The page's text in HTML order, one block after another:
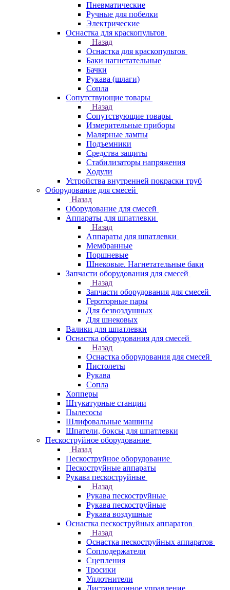
Пневматические
Ручные для побелки
Электрические
Оснастка для краскопультов
Назад
Оснастка для краскопультов
Баки нагнетательные
Бачки
Рукава (шлаги)
Сопла
Сопутствующие товары
Назад
Сопутствующие товары
Измерительные приборы
Малярные лампы
Подъемники
Средства защиты
Стабилизаторы напряжения
Ходули
Устройства внутренней покраски труб
Оборудование для смесей
Назад
Оборудование для смесей
Аппараты для шпатлевки
Назад
Аппараты для шпатлевки
Мембранные
Поршневые
Шнековые. Нагнетательные баки
Запчасти оборудования для смесей
Назад
Запчасти оборудования для смесей
Героторные пары
Для безвоздушных
Для шнековых
Валики для шпатлевки
Оснастка оборудования для смесей
Назад
Оснастка оборудования для смесей
Пистолеты
Рукава
Сопла
Хопперы
Штукатурные станции
Пылесосы
Шлифовальные машины
Шпатели, боксы для шпатлевки
Пескоструйное оборудование
Назад
Пескоструйное оборудование
Пескоструйные аппараты
Рукава пескоструйные
Назад
Рукава пескоструйные
Рукава пескоструйные
Рукава воздушные
Оснастка пескоструйных аппаратов
Назад
Оснастка пескоструйных аппаратов
Соплодержатели
Сцепления
Тросики
Уплотнители
Дистанционное управление